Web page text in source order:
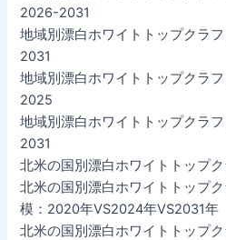
2026-2031
地域別漂白ホワイトトップクラ
2031
地域別漂白ホワイトトップクラ
2025
地域別漂白ホワイトトップクラ
2031
北米の国別漂白ホワイトトップ
北米の国別漂白ホワイトトップ
模：2020年VS2024年VS2031年
北米の国別漂白ホワイトトップ